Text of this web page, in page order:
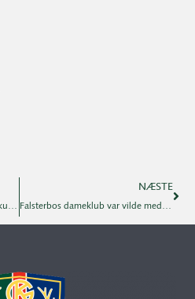
Bliv medlem af KGK nu og betal kun 2.500 kr. for resten af året
NÆSTE
Falsterbos dameklub var vilde med banen og omgivelserne